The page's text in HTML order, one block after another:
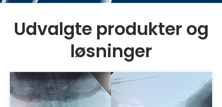
Udvalgte produkter og
løsninger